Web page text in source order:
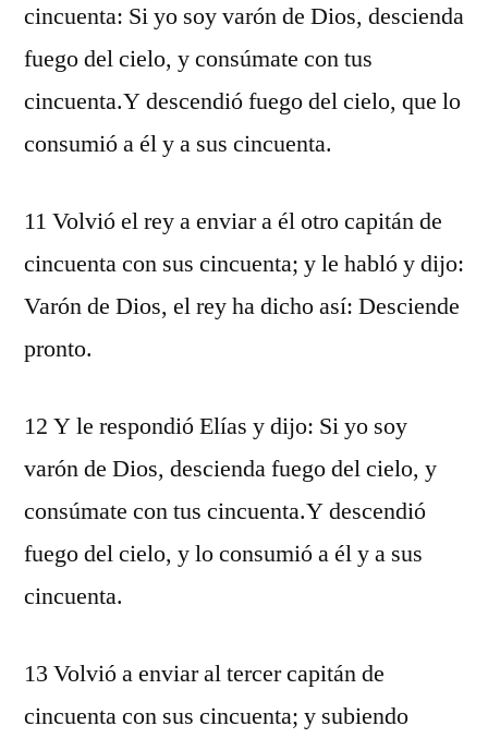
cincuenta: Si yo soy varón de Dios, descienda
fuego del cielo, y consúmate con tus
cincuenta.Y descendió fuego del cielo, que lo
consumió a él y a sus cincuenta.
11 Volvió el rey a enviar a él otro capitán de
cincuenta con sus cincuenta; y le habló y dijo:
Varón de Dios, el rey ha dicho así: Desciende
pronto.
12 Y le respondió Elías y dijo: Si yo soy
varón de Dios, descienda fuego del cielo, y
consúmate con tus cincuenta.Y descendió
fuego del cielo, y lo consumió a él y a sus
cincuenta.
13 Volvió a enviar al tercer capitán de
cincuenta con sus cincuenta; y subiendo